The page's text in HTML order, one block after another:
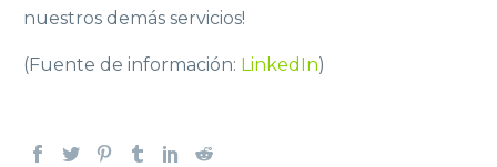
nuestros demás servicios!
(Fuente de información: LinkedIn)